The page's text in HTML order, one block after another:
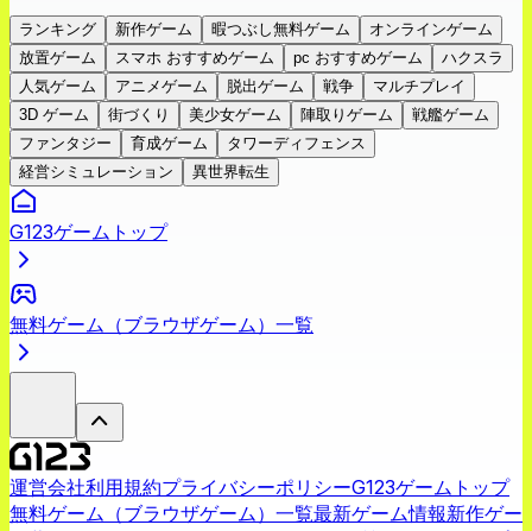
ランキング 新作ゲーム 暇つぶし無料ゲーム
オンラインゲーム
放置ゲーム
スマホ おすすめゲーム pc おすすめゲーム
ハクスラ
人気ゲーム
アニメゲーム 脱出ゲーム 戦争
マルチプレイ
3D ゲーム
街づくり 美少女ゲーム 陣取りゲーム
戦艦ゲーム
ファンタジー
育成ゲーム
タワーディフェンス
経営シミュレーション
異世界転生
G123ゲームトップ
無料ゲーム（ブラウザゲーム）一覧
運営会社利用規約プライバシーポリシーG123ゲームトップ
無料ゲーム（ブラウザゲーム）一覧最新ゲーム情報新作ゲー